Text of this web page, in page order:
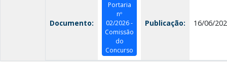
Documento:
Portaria
nº
02/2026 -
Comissão
do
Concurso
Publicação: 16/06/